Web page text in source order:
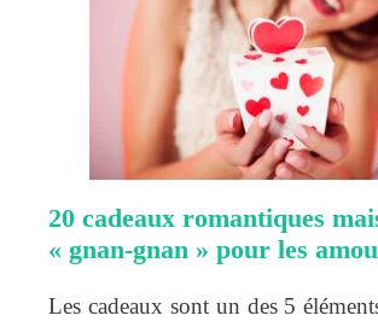
20 cadeaux romantiques
« gnan-gnan » pour les
Les cadeaux sont un des 5